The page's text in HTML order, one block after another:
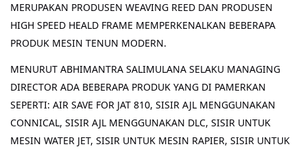
MERUPAKAN PRODUSEN WEAVING REED DAN PRODUSEN
HIGH SPEED HEALD FRAME MEMPERKENALKAN BEBERAPA
PRODUK MESIN TENUN MODERN.
MENURUT ABHIMANTRA SALIMULANA SELAKU MANAGING
DIRECTOR ADA BEBERAPA PRODUK YANG DI PAMERKAN
SEPERTI: AIR SAVE FOR JAT 810, SISIR AJL MENGGUNAKAN
CONNICAL, SISIR AJL MENGGUNAKAN DLC, SISIR UNTUK
MESIN WATER JET, SISIR UNTUK MESIN RAPIER, SISIR UNTUK